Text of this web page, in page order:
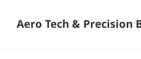
Aero Tech & Precision